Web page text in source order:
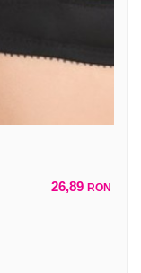
26,89 RON